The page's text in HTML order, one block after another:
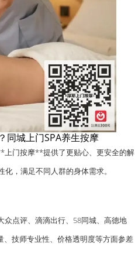
同城上门SPA养生按摩
上门按摩**提供了更贴心、更安全的解
，满足不同人群的身体需求。
点评、滴滴出行、58同城、高德地
技师专业性、价格透明度等方面参差